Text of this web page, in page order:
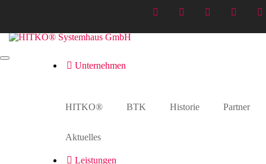
Unternehmen
HITKO® BTK Historie Partner
Aktuelles
Leistungen